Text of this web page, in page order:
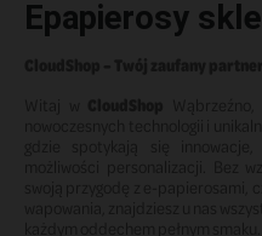
Epapierosy